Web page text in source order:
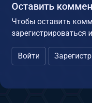
Оставить
Чтобы оставить
зарегистрироваться
Войти